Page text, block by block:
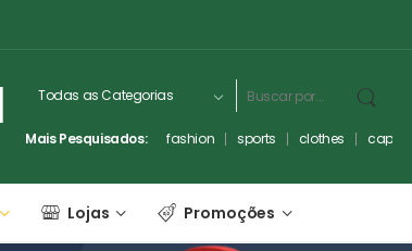
Mais Pesquisados: fashion sports clothes
Lojas Promoções